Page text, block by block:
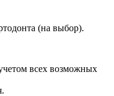
(на выбор).
всех возможных